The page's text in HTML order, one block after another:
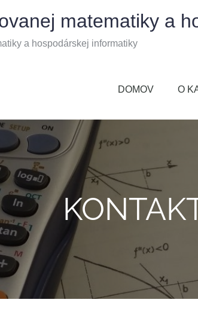
matematiky a
a hospodárskej informatiky
DOMOV O